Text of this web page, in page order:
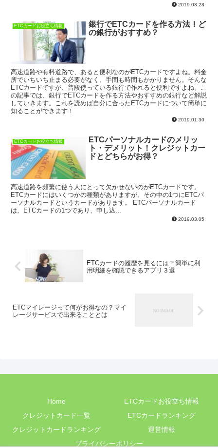
2019.03.28
ETCカードお役立ち情報
銀行でETCカードを作る方法！ど
の銀行がおすすめ？
高速道路や有料道路で、あると便利なのがETCカードですよね。料金
所でいちいち止まる必要がなく、手間も時間もかかりません。そんな
ETCカードですが、普段使っている銀行で作れると便利ですよね。こ
の記事では、銀行でETCカードを作る方法やおすすめの銀行など解説
していきます。これを読めば自分に合ったETCカードについて簡単に
知ることができます！
2019.01.30
ETCカードお役立ち情報
ETCパーソナルカードのメリッ
ト・デメリット！クレジットカー
ドとどちらがお得？
高速道路を頻繁に使う人にとって欠かせないのがETCカードです。
ETCカードにはいくつかの種類がありますが、その中の1つにETCパ
ーソナルカードというカードがあります。 ETCパーソナルカード
は、ETCカードの1つであり、申し込...
2019.03.05
ETCカードの履歴を見るには？簡単に利
用明細を確認できるアプリ３選
ETCマイレージって何がお得なの？マイ
レージサービスで出来ることとは
Home
ETCカードお役立ち情報
クレジットカード一覧
ETCカードランキング
クレジットカードランキング
運営情報
プライバシーポリシー